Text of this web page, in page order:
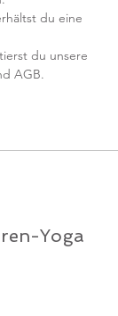
du eine
du unsere
AGB.
Yoga